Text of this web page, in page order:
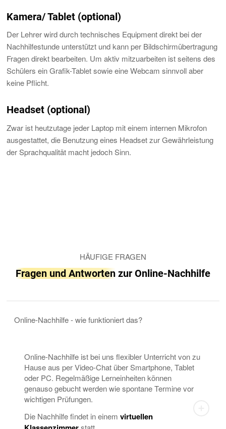
Kamera/ Tablet (optional)
Der Lehrer wird durch technisches Equipment direkt bei der
Nachhilfestunde unterstützt und kann per Bildschirmübertragung
Fragen direkt bearbeiten. Um aktiv mitzuarbeiten ist seitens des
Schülers ein Grafik-Tablet sowie eine Webcam sinnvoll aber
keine Pflicht.
Headset (optional)
Zwar ist heutzutage jeder Laptop mit einem internen Mikrofon
ausgestattet, die Benutzung eines Headset zur Gewährleistung
der Sprachqualität macht jedoch Sinn.
HÄUFIGE FRAGEN
Fragen und Antwortenzur Online-Nachhilfe
Online-Nachhilfe - wie funktioniert das?
Online-Nachhilfe ist bei uns flexibler Unterricht von zu
Hause aus per Video-Chat über Smartphone, Tablet
oder PC. Regelmäßige Lerneinheiten können
genauso gebucht werden wie spontane Termine vor
wichtigen Prüfungen.
Die Nachhilfe findet in einemvirtuellen